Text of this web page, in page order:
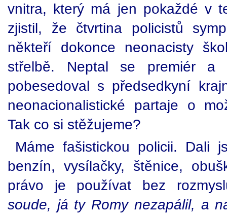
vnitra, který má jen pokaždé v
zjistil, že čtvrtina policistů
někteří dokonce neonacisty
střelbě. Neptal se premiér a
pobesedoval s předsedkyní
neonacionalistické partaje o
Tak co si stěžujeme?
Máme fašistickou policii. Dali
benzín, vysílačky, štěnice,
právo je používat bez
soude, já ty Romy nezapálil, a